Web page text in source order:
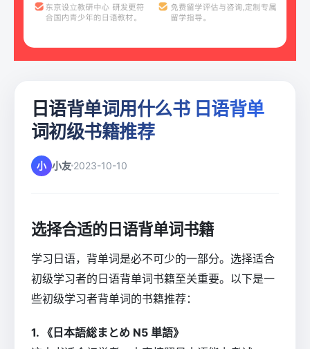
日语背单词用什么书 日语背单
词初级书籍推荐
小 小友 2023-10-10
选择合适的日语背单词书籍
学习日语，背单词是必不可少的一部分。选择适合
初级学习者的日语背单词书籍至关重要。以下是一
些初级学习者背单词的书籍推荐：
1. 《日本語総まとめ N5 単語》